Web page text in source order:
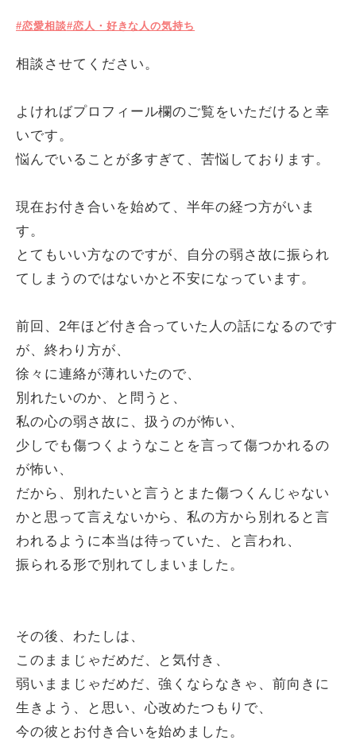
#恋愛相談#恋人・好きな人の気持ち
相談させてください。
よければプロフィール欄のご覧をいただけると幸
いです。
悩んでいることが多すぎて、苦悩しております。
現在お付き合いを始めて、半年の経つ方がいま
す。
とてもいい方なのですが、自分の弱さ故に振られ
てしまうのではないかと不安になっています。
前回、2年ほど付き合っていた人の話になるのです
が、終わり方が、
徐々に連絡が薄れいたので、
別れたいのか、と問うと、
私の心の弱さ故に、扱うのが怖い、
少しでも傷つくようなことを言って傷つかれるの
が怖い、
だから、別れたいと言うとまた傷つくんじゃない
かと思って言えないから、私の方から別れると言
われるように本当は待っていた、と言われ、
振られる形で別れてしまいました。
その後、わたしは、
このままじゃだめだ、と気付き、
弱いままじゃだめだ、強くならなきゃ、前向きに
生きよう、と思い、心改めたつもりで、
今の彼とお付き合いを始めました。